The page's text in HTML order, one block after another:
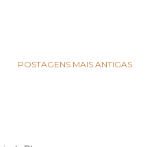
POSTAGENS MAIS ANTIGAS